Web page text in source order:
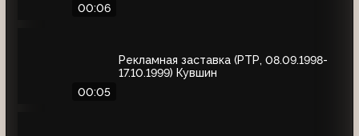
00:06
00:05
Рекламная заставка (РТР, 08.09.1998-
17.10.1999) Кувшин